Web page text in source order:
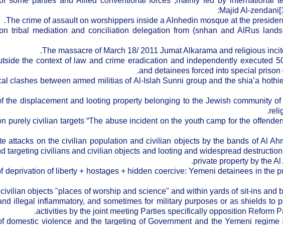
Majid Al-
on tribal mediation and conciliation delegation from (snhan and AlRus
outside the context of law and crime eradication and independently executed
and detainees forced into special prison
clashes between armed militias of Al-Islah Sunni group and the shia’a
of the displacement and looting property belonging to the Jewish community
on purely civilian targets “The abuse incident on the youth camp for the
attacks on the civilian population and civilian objects by the bands of Al
targeting civilians and civilian objects and looting and widespread
private property by the Al
of deprivation of liberty + hostages + hidden coercive: Yemeni detainees in the
of civilian objects "places of worship and science" and within yards of sit-ins and
illegal inflammatory, and sometimes for military purposes or as shields to
activities by the joint meeting Parties specifically opposition Reform
of domestic violence and the targeting of Government and the Yemeni regime